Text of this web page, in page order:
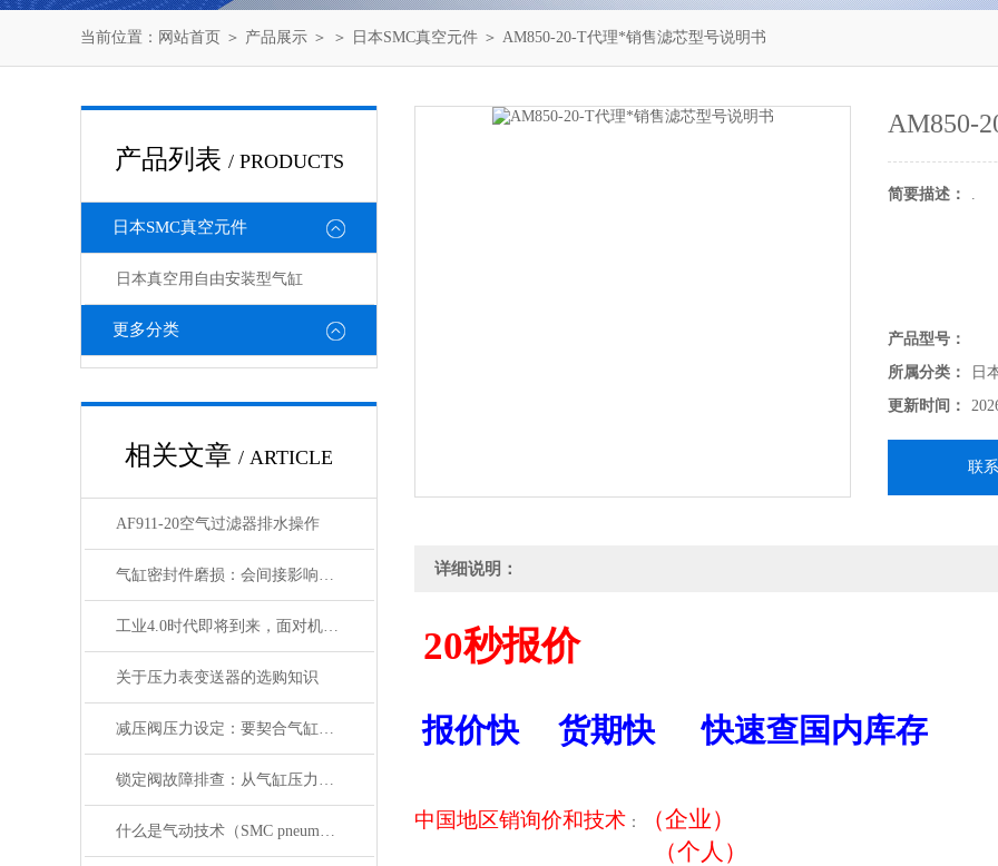
当前位置： 网站首页 ＞ 产品展示 ＞ ＞ 日本SMC真空元件 ＞ AM850-20-T代理*销售滤芯型号说明书
产品列表 / PRODUCTS
日本SMC真空元件
日本真空用自由安装型气缸
更多分类
相关文章 / ARTICLE
AF911-20空气过滤器排水操作
气缸密封件磨损：会间接影响电磁阀与锁定阀的性能吗
工业4.0时代即将到来，面对机遇与挑战，日本SMC该如何应对？
关于压力表变送器的选购知识
减压阀压力设定：要契合气缸负载与电磁阀的工作范围
锁定阀故障排查：从气缸压力变化与电磁阀信号入手
什么是气动技术（SMC pneumatics）
AM850-
简要描述： .
产品型号：
所属分类：
日
更新时间：
联
详细说明：
20秒报价
报价快 货期快 快速查国内库存
中国地区销询价和技术 ：
（企业）
（个人）